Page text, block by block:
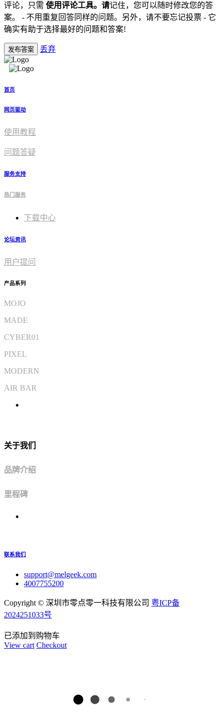
评论，只需 使用评论工具。请记住，您可以随时修改您的答
案。 - 不用重复回答同样的问题。另外，请不要忘记投票 - 它
确实有助于选择最好的问题和答案!
发布答案 丢弃
首页
网页驱动
使用教程​
问题答疑
服务支持
热门服务
下载中心
论坛资讯
用户提问
产品系列
MOJO
MADE
CYBER01
PIXEL
MODERN
AIR BAR
关于我们
品牌介绍
里程碑
联系我们
support@melgeek.com
4007755200
Copyright © 深圳市零点零一科技有限公司 粤ICP备
2024251033号
已添加到购物车
View cart Checkout